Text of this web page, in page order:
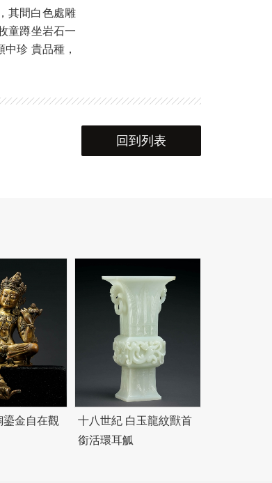
其間白色處雕
童蹲坐岩石一
珍 貴品種，
回到列表
鎏金自在觀
十八世紀 白玉龍紋獸首
銜活環耳觚